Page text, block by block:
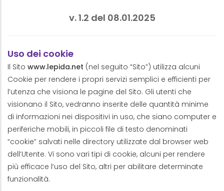
v. 1.2 del 08.01.2025
Uso dei cookie
Il Sito www.lepida.net (nel seguito “Sito”) utilizza alcuni
Cookie per rendere i propri servizi semplici e efficienti per
l’utenza che visiona le pagine del Sito. Gli utenti che
visionano il Sito, vedranno inserite delle quantità minime
di informazioni nei dispositivi in uso, che siano computer e
periferiche mobili, in piccoli file di testo denominati
“cookie” salvati nelle directory utilizzate dal browser web
dell’Utente. Vi sono vari tipi di cookie, alcuni per rendere
più efficace l’uso del Sito, altri per abilitare determinate
funzionalità.